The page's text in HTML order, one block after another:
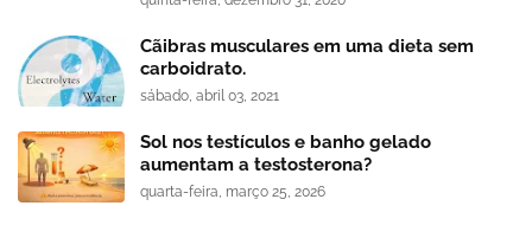
Cãibras musculares em uma dieta sem
carboidrato.
sábado, abril 03, 2021
Sol nos testículos e banho gelado
aumentam a testosterona?
quarta-feira, março 25, 2026